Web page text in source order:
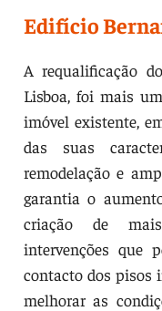
Edifício
A requalificação
Lisboa, foi mais
imóvel existente,
das suas
remodelação e
garantia o
criação de
intervenções que
contacto dos pisos
melhorar as